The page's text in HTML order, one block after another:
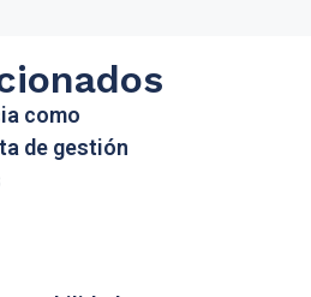
como
de gestión